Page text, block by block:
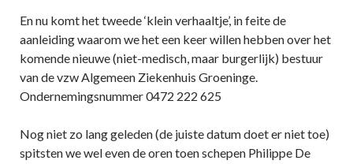
En nu komt het tweede ‘klein verhaaltje’, in feite de
aanleiding waarom we het een keer willen hebben over het
komende nieuwe (niet-medisch, maar burgerlijk) bestuur
van de vzw Algemeen Ziekenhuis Groeninge.
Ondernemingsnummer 0472 222 625
Nog niet zo lang geleden (de juiste datum doet er niet toe)
spitsten we wel even de oren toen schepen Philippe De